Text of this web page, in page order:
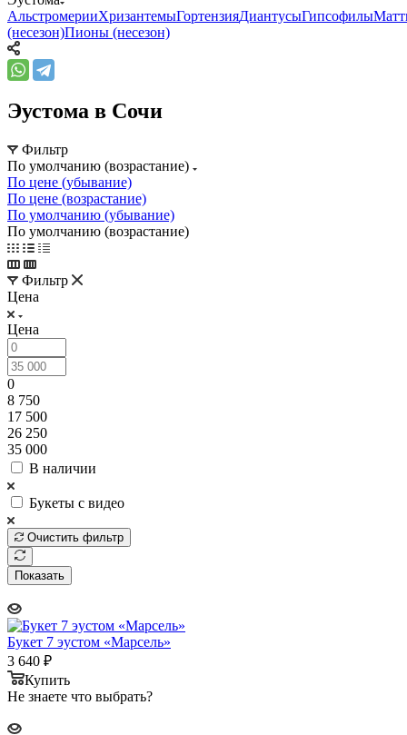
АльстромерииХризантемыГортензияДиантусыГипсофилы
(несезон)Пионы (несезон)
Эустома в Сочи
Фильтр
По умолчанию (возрастание)
По цене (убывание)
По цене (возрастание)
По умолчанию (убывание)
По умолчанию (возрастание)
Фильтр
Цена
Цена
0
8 750
17 500
26 250
35 000
В наличии
Букеты с видео
Очистить фильтр
Показать
Букет 7 эустом «Марсель»
3 640 ₽
Купить
Не знаете что выбрать?